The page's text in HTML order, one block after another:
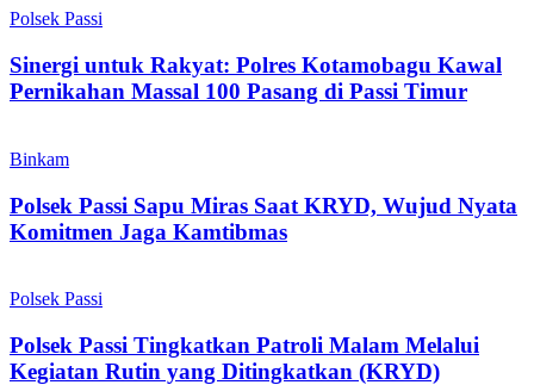
Polsek Passi
Sinergi untuk Rakyat: Polres Kotamobagu Kawal
Pernikahan Massal 100 Pasang di Passi Timur
Binkam
Polsek Passi Sapu Miras Saat KRYD, Wujud Nyata
Komitmen Jaga Kamtibmas
Polsek Passi
Polsek Passi Tingkatkan Patroli Malam Melalui
Kegiatan Rutin yang Ditingkatkan (KRYD)